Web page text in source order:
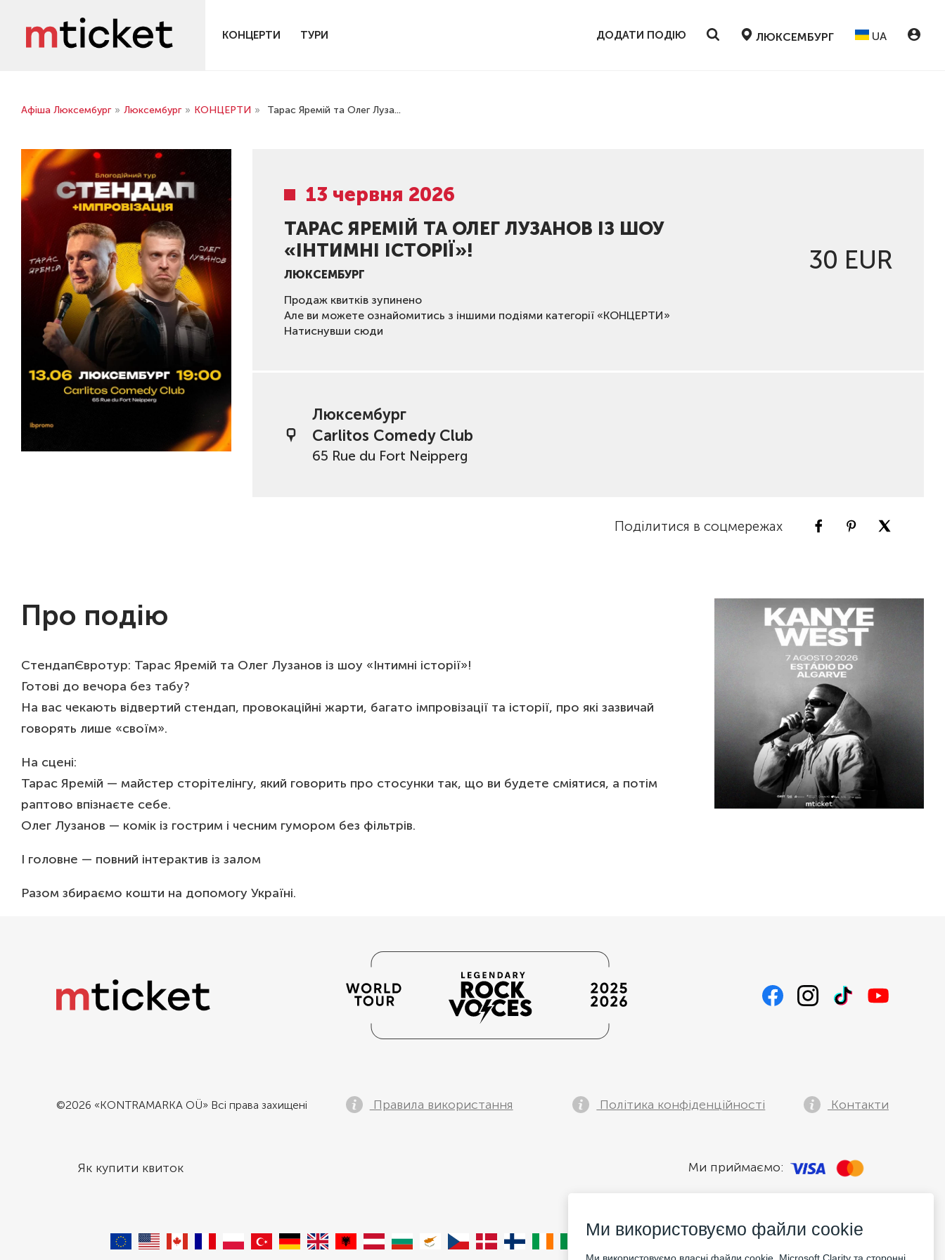
КОНЦЕРТИ ТУРИ ДОДАТИ ПОДІЮ ЛЮКСЕМБУРГ UA
Афіша Люксембург » Люксембург » КОНЦЕРТИ » Тарас Яремій та Олег Луза...
13 червня 2026
ТАРАС ЯРЕМІЙ ТА ОЛЕГ ЛУЗАНОВ ІЗ ШОУ
«ІНТИМНІ ІСТОРІЇ»!
ЛЮКСЕМБУРГ
Продаж квитків зупинено
Але ви можете ознайомитись з іншими подіями категорії «КОНЦЕРТИ»
Натиснувши сюди
30 EUR
Люксембург
Carlitos Comedy Club
65 Rue du Fort Neipperg
Поділитися в соцмережах
Про подію
СтендапЄвротур: Тарас Яремій та Олег Лузанов із шоу «Інтимні історії»!
Готові до вечора без табу?
На вас чекають відвертий стендап, провокаційні жарти, багато імпровізації та історії, про які зазвичай
говорять лише «своїм».
На сцені:
Тарас Яремій — майстер сторітелінгу, який говорить про стосунки так, що ви будете сміятися, а потім
раптово впізнаєте себе.
Олег Лузанов — комік із гострим і чесним гумором без фільтрів.
І головне — повний інтерактив із залом
Разом збираємо кошти на допомогу Україні.
©2026 «KONTRAMARKA OÜ» Всі права захищені Правила використання Політика конфіденційності Контакти
Як купити квиток Ми приймаємо:
Ми використовуємо файли cookie